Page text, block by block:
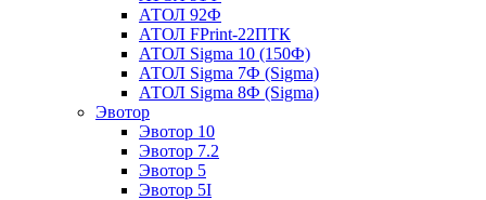
АТОЛ 92Ф
АТОЛ FPrint-22ПТК
АТОЛ Sigma 10 (150Ф)
АТОЛ Sigma 7Ф (Sigma)
АТОЛ Sigma 8Ф (Sigma)
Эвотор
Эвотор 10
Эвотор 7.2
Эвотор 5
Эвотор 5I